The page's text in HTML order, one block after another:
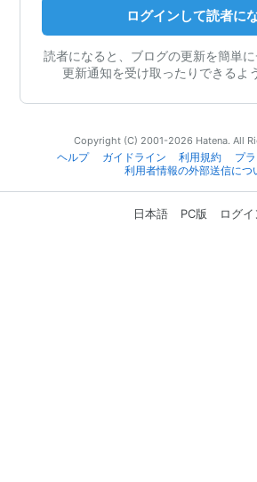
ログインして読者に
読者になると、ブログの更新を簡単に
更新通知を受け取ったりできるよ
Copyright (C) 2001-2026 Hatena. All
ヘルプ
ガイドライン 利用規約
プ
利用者情報の外部送信につ
日本語 PC版 ログイ